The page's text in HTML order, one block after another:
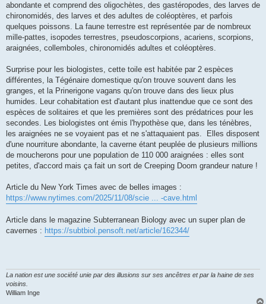
abondante et comprend des oligochètes, des gastéropodes, des larves de
chironomidés, des larves et des adultes de coléoptères, et parfois
quelques poissons. La faune terrestre est représentée par de nombreux
mille-pattes, isopodes terrestres, pseudoscorpions, acariens, scorpions,
araignées, collemboles, chironomidés adultes et coléoptères.
Surprise pour les biologistes, cette toile est habitée par 2 espèces
différentes, la Tégénaire domestique qu'on trouve souvent dans les
granges, et la Prinerigone vagans qu'on trouve dans des lieux plus
humides. Leur cohabitation est d'autant plus inattendue que ce sont des
espèces de solitaires et que les premières sont des prédatrices pour les
secondes. Les biologistes ont émis l'hypothèse que, dans les ténèbres,
les araignées ne se voyaient pas et ne s'attaquaient pas. Elles disposent
d'une nourriture abondante, la caverne étant peuplée de plusieurs millions
de moucherons pour une population de 110 000 araignées : elles sont
petites, d'accord mais ça fait un sort de Creeping Doom grandeur nature !
Article du New York Times avec de belles images :
https://www.nytimes.com/2025/11/08/scie ... -cave.html
Article dans le magazine Subterranean Biology avec un super plan de
cavernes : https://subtbiol.pensoft.net/article/162344/
La nation est une société unie par des illusions sur ses ancêtres et par la haine de ses
voisins.
William Inge